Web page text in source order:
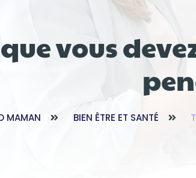
que vous
MAMAN BIEN ÊTRE ET SANTÉ